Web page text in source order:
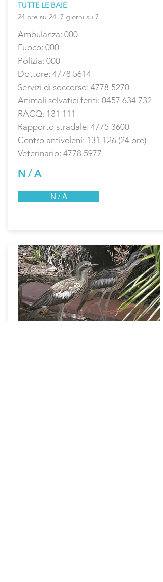
TUTTE LE BAIE
24 ore su 24, 7 giorni su 7
Ambulanza: 000
Fuoco: 000
Polizia: 000
Dottore: 4778 5614
Servizi di soccorso: 4778 5270
Animali selvatici feriti: 0457 634 732
RACQ: 131 111
Rapporto stradale: 4775 3600
Centro antiveleni: 131 126 (24 ore)
Veterinario: 4778 5977
N / A
N / A